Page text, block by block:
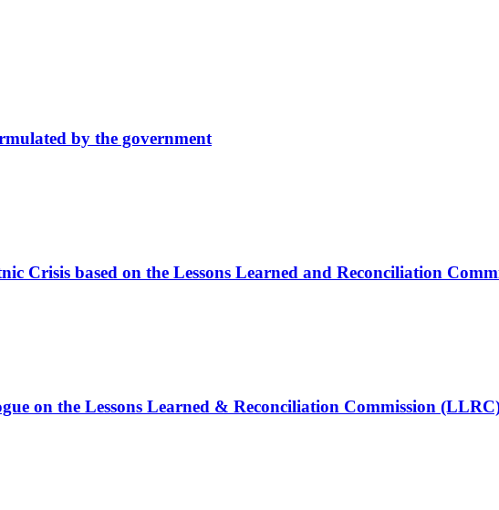
by the government
Crisis based on the Lessons Learned and Reconciliation
on the Lessons Learned & Reconciliation Commission